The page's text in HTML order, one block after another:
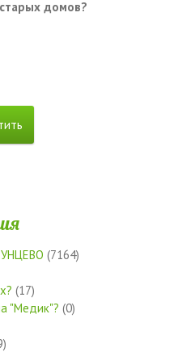
домов?
(7164)
(17)
"Медик"? (0)